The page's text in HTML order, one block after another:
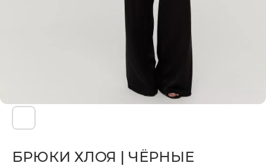
БРЮКИ ХЛОЯ | ЧЁРНЫЕ